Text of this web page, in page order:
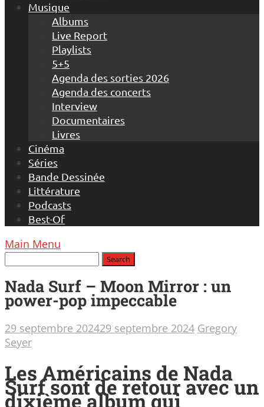
Musique
Albums
Live Report
Playlists
5+5
Agenda des sorties 2026
Agenda des concerts
Interview
Documentaires
Livres
Cinéma
Séries
Bande Dessinée
Littérature
Podcasts
Best-Of
Main Menu
Nada Surf – Moon Mirror : un
power-pop impeccable
29 septembre 202429 septembre 2024 Gregory
Seyer
Les Américains de Nada
Surf sont de retour avec un
dixième album qui